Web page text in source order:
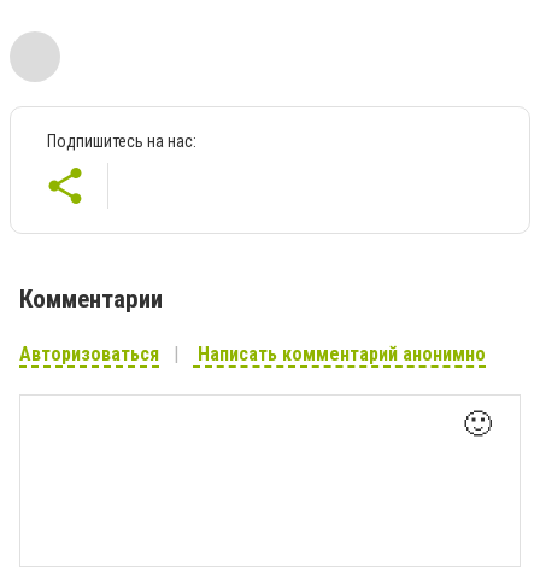
Подпишитесь на нас:
Комментарии
Авторизоваться Написать комментарий анонимно
🙂